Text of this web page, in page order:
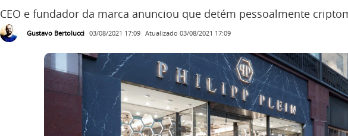
CEO e fundador da marca anunciou que detém pessoalmente
Gustavo Bertolucci 03/08/2021 17:09 Atualizado 03/08/2021 17:09